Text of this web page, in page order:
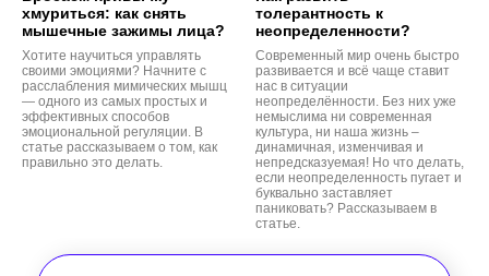
хмуриться: как снять
мышечные зажимы лица?
Хотите научиться управлять
своими эмоциями? Начните с
расслабления мимических мышц
— одного из самых простых и
эффективных способов
эмоциональной регуляции. В
статье рассказываем о том, как
правильно это делать.
толерантность к
неопределенности?
Современный мир очень быстро
развивается и всё чаще ставит
нас в ситуации
неопределённости. Без них уже
немыслима ни современная
культура, ни наша жизнь –
динамичная, изменчивая и
непредсказуемая! Но что делать,
если неопределенность пугает и
буквально заставляет
паниковать? Рассказываем в
статье.